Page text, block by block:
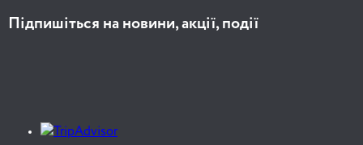
Підпишіться на новини, акції, події